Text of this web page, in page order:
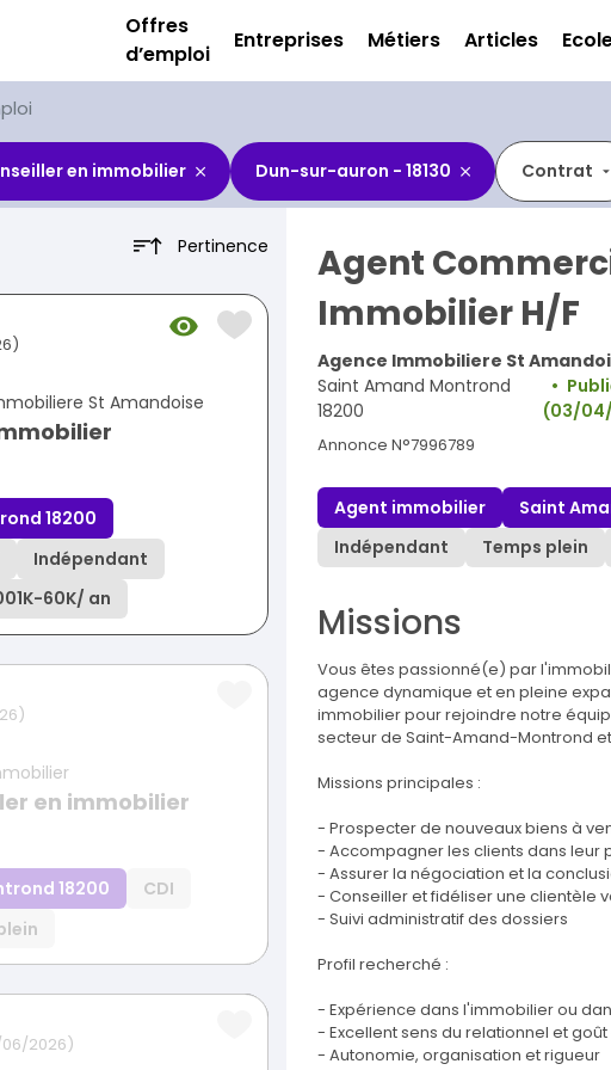
Offres
d’emploi
Entreprises Métiers Articles
en immobilier Dun-sur-auron - 18130 Contrat
Pertinence
St Amandoise
18200
Indépendant
-60K/ an
en immobilier
18200
CDI
06/2026)
Agent
Immobilier H/F
Agence Immobiliere St
Saint Amand Montrond
18200
(03/
Annonce N°7996789
Agent immobilier Saint
Indépendant
Temps plein
Missions
Vous êtes passionné(e) par
agence dynamique et en pleine
immobilier pour rejoindre notre
secteur de Saint-Amand-Montrond
Missions principales :
- Prospecter de nouveaux biens à
- Accompagner les clients dans leur
- Assurer la négociation et la
- Conseiller et fidéliser une clientèle
- Suivi administratif des dossiers
Profil recherché :
- Expérience dans l'immobilier ou
- Excellent sens du relationnel et
- Autonomie, organisation et rigueur